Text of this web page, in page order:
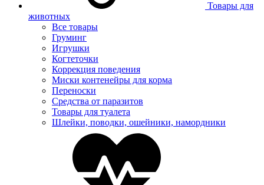
Товары для
животных
Все товары
Груминг
Игрушки
Когтеточки
Коррекция поведения
Миски контенейры для корма
Переноски
Средства от паразитов
Товары для туалета
Шлейки, поводки, ошейники, намордники